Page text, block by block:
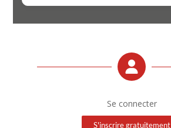
Se connecter
S'inscrire gratuitement